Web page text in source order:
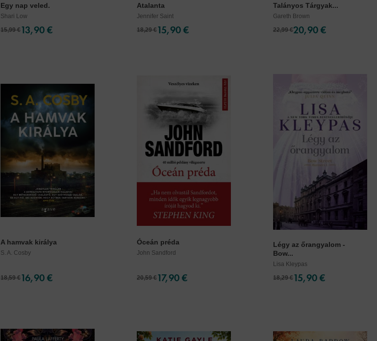
Egy nap veled.
Shari Low
15,99 €13,90 €
Atalanta
Jennifer Saint
18,29 €15,90 €
Talányos Tárgyak...
Gareth Brown
22,99 €20,90 €
A hamvak királya
S. A. Cosby
18,59 €16,90 €
Óceán préda
John Sandford
20,59 €17,90 €
Légy az őrangyalom -
Bow...
Lisa Kleypas
18,29 €15,90 €